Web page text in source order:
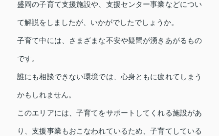
盛岡の子育て支援施設や、支援センター事業などについ
て解説をしましたが、いかがでしたでしょうか。
子育て中には、さまざまな不安や疑問が湧きあがるもの
です。
誰にも相談できない環境では、心身ともに疲れてしまう
かもしれません。
このエリアには、子育てをサポートしてくれる施設があ
り、支援事業もおこなわれているため、子育てしている